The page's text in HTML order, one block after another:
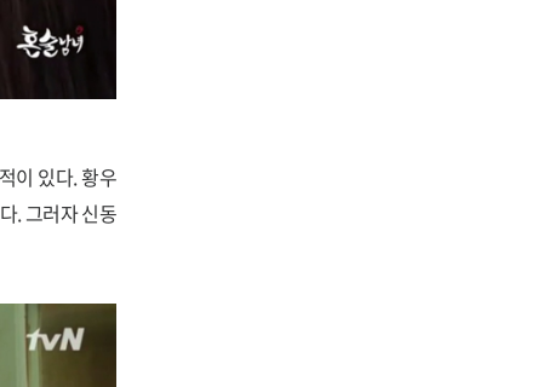
이 있다. 황우
. 그러자 신동